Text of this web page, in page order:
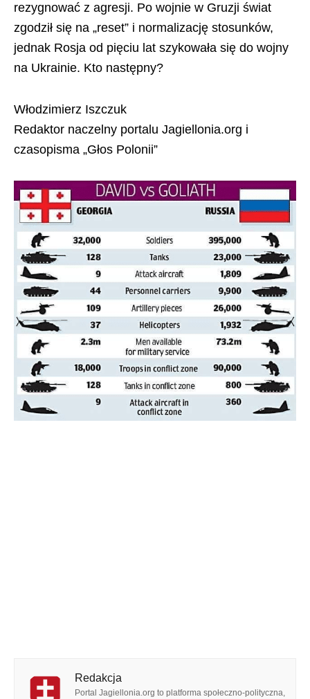
rezygnować z agresji. Po wojnie w Gruzji świat
zgodził się na „reset” i normalizację stosunków,
jednak Rosja od pięciu lat szykowała się do wojny
na Ukrainie. Kto następny?
Włodzimierz Iszczuk
Redaktor naczelny portalu Jagiellonia.org i
czasopisma „Głos Polonii”
Redakcja
Portal Jagiellonia.org to platforma społeczno-polityczna,